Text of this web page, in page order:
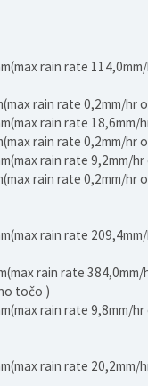
rain rate
rain rate 0,2mm/hr
rain rate 18,6mm/
rain rate 0,2mm/hr
rain rate 9,2mm/hr
rain rate 0,2mm/hr
rain rate
rain rate 384,0mm/
točo )
rain rate 9,8mm/
rain rate 20,2mm/